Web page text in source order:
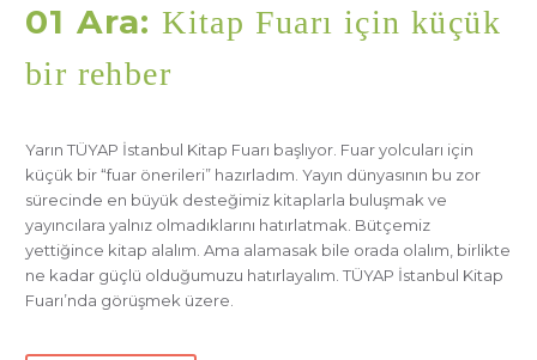
01 Ara:Kitap Fuarı için küçük
bir rehber
Yarın TÜYAP İstanbul Kitap Fuarı başlıyor. Fuar yolcuları için
küçük bir “fuar önerileri” hazırladım. Yayın dünyasının bu zor
sürecinde en büyük desteğimiz kitaplarla buluşmak ve
yayıncılara yalnız olmadıklarını hatırlatmak. Bütçemiz
yettiğince kitap alalım. Ama alamasak bile orada olalım, birlikte
ne kadar güçlü olduğumuzu hatırlayalım. TÜYAP İstanbul Kitap
Fuarı’nda görüşmek üzere.